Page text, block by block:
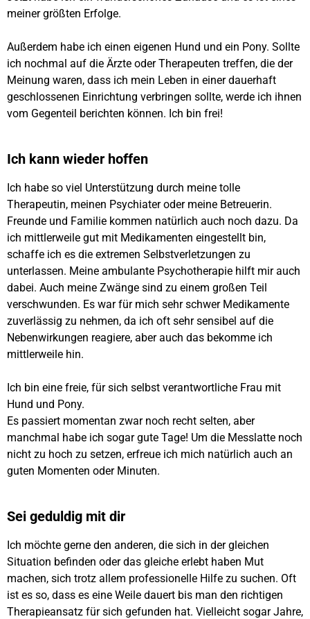
meiner größten Erfolge.
Außerdem habe ich einen eigenen Hund und ein Pony. Sollte
ich nochmal auf die Ärzte oder Therapeuten treffen, die der
Meinung waren, dass ich mein Leben in einer dauerhaft
geschlossenen Einrichtung verbringen sollte, werde ich ihnen
vom Gegenteil berichten können. Ich bin frei!
Ich kann wieder hoffen
Ich habe so viel Unterstützung durch meine tolle
Therapeutin, meinen Psychiater oder meine Betreuerin.
Freunde und Familie kommen natürlich auch noch dazu. Da
ich mittlerweile gut mit Medikamenten eingestellt bin,
schaffe ich es die extremen Selbstverletzungen zu
unterlassen. Meine ambulante Psychotherapie hilft mir auch
dabei. Auch meine Zwänge sind zu einem großen Teil
verschwunden. Es war für mich sehr schwer Medikamente
zuverlässig zu nehmen, da ich oft sehr sensibel auf die
Nebenwirkungen reagiere, aber auch das bekomme ich
mittlerweile hin.
Ich bin eine freie, für sich selbst verantwortliche Frau mit
Hund und Pony.
Es passiert momentan zwar noch recht selten, aber
manchmal habe ich sogar gute Tage! Um die Messlatte noch
nicht zu hoch zu setzen, erfreue ich mich natürlich auch an
guten Momenten oder Minuten.
Sei geduldig mit dir
Ich möchte gerne den anderen, die sich in der gleichen
Situation befinden oder das gleiche erlebt haben Mut
machen, sich trotz allem professionelle Hilfe zu suchen. Oft
ist es so, dass es eine Weile dauert bis man den richtigen
Therapieansatz für sich gefunden hat. Vielleicht sogar Jahre,